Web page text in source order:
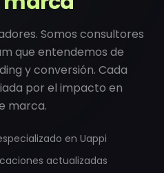
Somos consultores
que entendemos de
y conversión. Cada
por el impacto en
marca.
en Uappi
actualizadas